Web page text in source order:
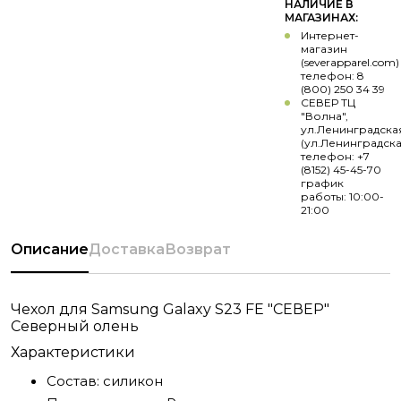
НАЛИЧИЕ В
МАГАЗИНАХ:
Интернет-
магазин
(severapparel.com)
телефон: 8
(800) 250 34 39
СЕВЕР ТЦ
"Волна",
телефон: +7
(8152) 45-45-70
график
работы: 10:00-
21:00
ОписаниеДоставкаВозврат
Чехол для Samsung Galaxy S23 FE "СЕВЕР"
Северный олень
Характеристики
Состав: силикон